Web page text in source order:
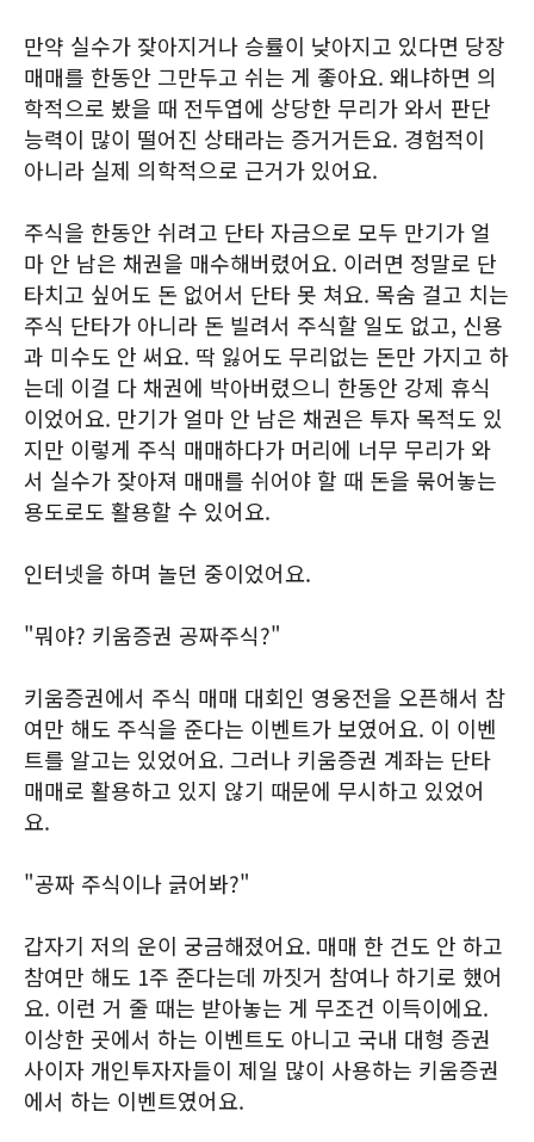
만약 실수가 잦아지거나 승률이 낮아지고 있다면 당장
매매를 한동안 그만두고 쉬는 게 좋아요. 왜냐하면 의
학적으로 봤을 때 전두엽에 상당한 무리가 와서 판단
능력이 많이 떨어진 상태라는 증거거든요. 경험적이
아니라 실제 의학적으로 근거가 있어요.
주식을 한동안 쉬려고 단타 자금으로 모두 만기가 얼
마 안 남은 채권을 매수해버렸어요. 이러면 정말로 단
타치고 싶어도 돈 없어서 단타 못 쳐요. 목숨 걸고 치는
주식 단타가 아니라 돈 빌려서 주식할 일도 없고, 신용
과 미수도 안 써요. 딱 잃어도 무리없는 돈만 가지고 하
는데 이걸 다 채권에 박아버렸으니 한동안 강제 휴식
이었어요. 만기가 얼마 안 남은 채권은 투자 목적도 있
지만 이렇게 주식 매매하다가 머리에 너무 무리가 와
서 실수가 잦아져 매매를 쉬어야 할 때 돈을 묶어놓는
용도로도 활용할 수 있어요.
인터넷을 하며 놀던 중이었어요.
"뭐야? 키움증권 공짜주식?"
키움증권에서 주식 매매 대회인 영웅전을 오픈해서 참
여만 해도 주식을 준다는 이벤트가 보였어요. 이 이벤
트를 알고는 있었어요. 그러나 키움증권 계좌는 단타
매매로 활용하고 있지 않기 때문에 무시하고 있었어
요.
"공짜 주식이나 긁어봐?"
갑자기 저의 운이 궁금해졌어요. 매매 한 건도 안 하고
참여만 해도 1주 준다는데 까짓거 참여나 하기로 했어
요. 이런 거 줄 때는 받아놓는 게 무조건 이득이에요.
이상한 곳에서 하는 이벤트도 아니고 국내 대형 증권
사이자 개인투자자들이 제일 많이 사용하는 키움증권
에서 하는 이벤트였어요.